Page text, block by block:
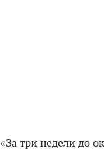
«За три недели до